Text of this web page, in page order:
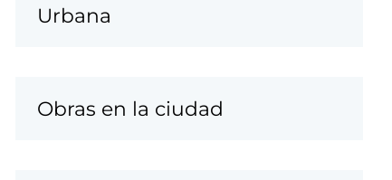
Urbana
Obras en la ciudad